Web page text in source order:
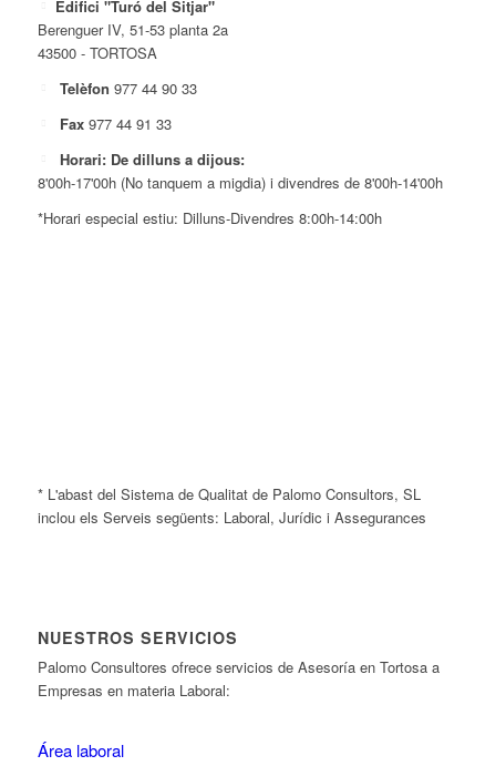
Edifici "Turó del Sitjar"
Berenguer IV, 51-53 planta 2a
43500 - TORTOSA
Telèfon 977 44 90 33
Fax 977 44 91 33
Horari: De dilluns a dijous:
8'00h-17'00h (No tanquem a migdia) i divendres de 8'00h-14'00h
*Horari especial estiu: Dilluns-Divendres 8:00h-14:00h
* L'abast del Sistema de Qualitat de Palomo Consultors, SL
inclou els Serveis següents: Laboral, Jurídic i Assegurances
NUESTROS SERVICIOS
Palomo Consultores ofrece servicios de Asesoría en Tortosa a
Empresas en materia Laboral:
Área laboral